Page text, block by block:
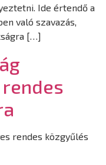
Ide értendő a
való szavazás,
[…]
rendes közgyűlés